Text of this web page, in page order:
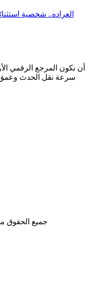
العراده.. شخصية
أن نكون المرجع الرقمي
سرعة نقل الحدث وعمق
جميع الحقوق